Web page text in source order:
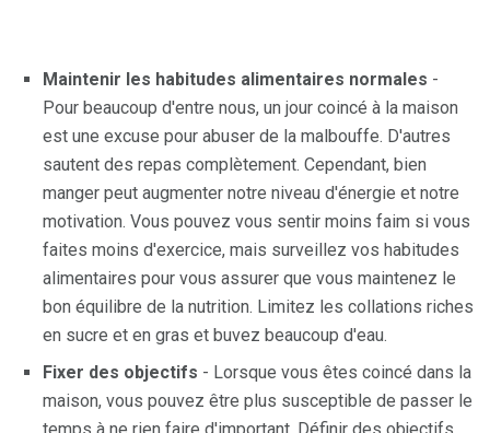
Maintenir les habitudes alimentaires normales -
Pour beaucoup d'entre nous, un jour coincé à la maison
est une excuse pour abuser de la malbouffe. D'autres
sautent des repas complètement. Cependant, bien
manger peut augmenter notre niveau d'énergie et notre
motivation. Vous pouvez vous sentir moins faim si vous
faites moins d'exercice, mais surveillez vos habitudes
alimentaires pour vous assurer que vous maintenez le
bon équilibre de la nutrition. Limitez les collations riches
en sucre et en gras et buvez beaucoup d'eau.
Fixer des objectifs - Lorsque vous êtes coincé dans la
maison, vous pouvez être plus susceptible de passer le